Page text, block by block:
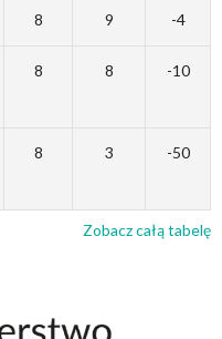
8 9 -4
8 8 -10
8 3 -50
Zobacz całą tabelę